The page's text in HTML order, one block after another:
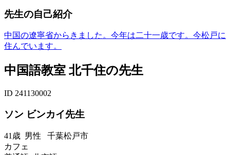
先生の自己紹介
中国の遼寧省からきました。今年は二十一歳です。今松戸に
住んでいます。
中国語教室 北千住の先生
ID 241130002
ソン ビンカイ先生
41歳 男性 千葉松戸市
カフェ